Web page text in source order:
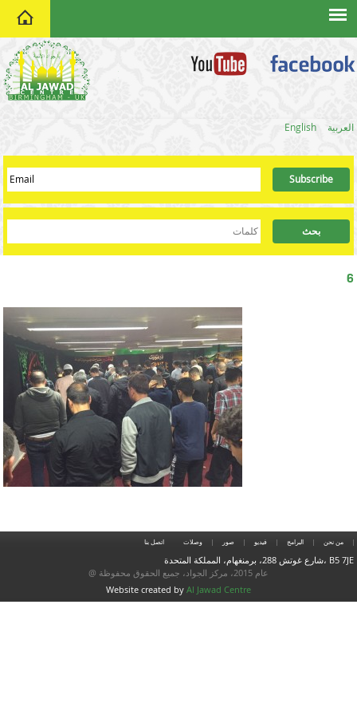
English العربية
6
من نحن البرامج فيديو صور وصلات اتصل بنا
شارع غوتش 288، برمنغهام، المملكة المتحدة، B5 7JE
@ عام 2015، مركز الجواد، جميع الحقوق محفوظة
Website created by Al Jawad Centre